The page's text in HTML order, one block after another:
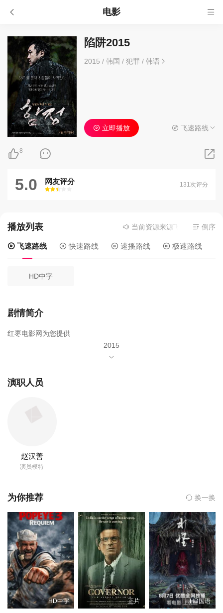
电影
陷阱2015
2015 / 韩国 / 犯罪/ 韩语
8
立即播放 飞速路线
5.0 网友评分
很差
较差还行推荐力荐
131次评分
播放列表 当前资源来源飞速路线- 在线
倒序
飞速路线 快速路线 速播路线 极速路线
HD中字
剧情简介
红枣电影网为您提供
2015
导演的《陷阱2015》在线观看,《陷阱2015》百度云网盘资源以及
《陷阱2015》高清mp4迅雷下载，希望您能喜欢！
该片是根据真实事件改编，讲述了一对夫妇看到网络上的美食情
报，就来到孤岛上寻找这间餐厅，却遭遇了意料之外的重重危机。
2015年警察厅公布的统计数据中，2014年网络犯罪多达11万
起，大部分是网络金融欺诈、黑客等行为，但也有通过网络而施行
的杀人、强奸、连锁杀人等重大刑事犯 罪。特别是对于网上很多没
有公信力的情报毫无怀疑而上当受骗的受害者日渐增加。特别是我
们对于智能手机和 app 的使用都成为日常生活中不可或缺的一环，
所以网络上的犯罪其实离我们每个人都很近。《陷阱》也是出于这
演职人员
赵汉善
演员模特
为你推荐 换一换
HD中字 正片 HD国语